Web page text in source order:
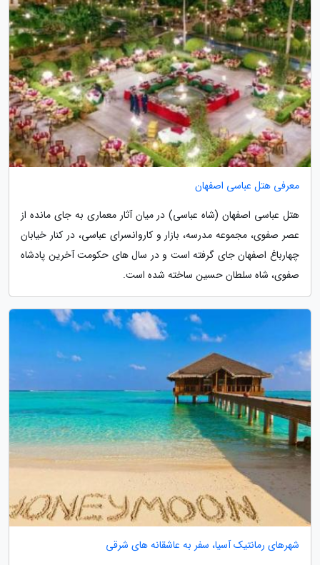
معرفی هتل عباسی اصفهان
هتل عباسی اصفهان (شاه عباسی) در میان آثار معماری به جای مانده از
عصر صفوی، مجموعه مدرسه، بازار و کاروانسرای عباسی، در کنار خیابان
چهارباغ اصفهان جای گرفته است و در سال های حکومت آخرین پادشاه
صفوی، شاه سلطان حسین ساخته شده است.
شهرهای رمانتیک آسیا، سفر به عاشقانه های شرقی